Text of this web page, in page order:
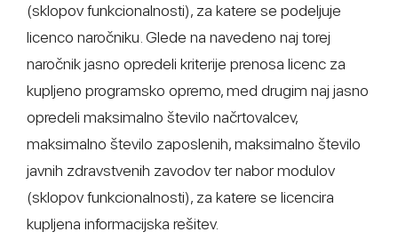
(sklopov funkcionalnosti), za katere se podeljuje
licenco naročniku. Glede na navedeno naj torej
naročnik jasno opredeli kriterije prenosa licenc za
kupljeno programsko opremo, med drugim naj jasno
opredeli maksimalno število načrtovalcev,
maksimalno število zaposlenih, maksimalno število
javnih zdravstvenih zavodov ter nabor modulov
(sklopov funkcionalnosti), za katere se licencira
kupljena informacijska rešitev.